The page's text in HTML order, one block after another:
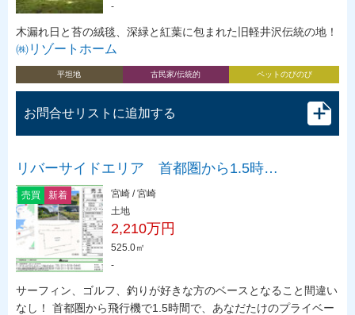
-
木漏れ日と苔の絨毯、深緑と紅葉に包まれた旧軽井沢伝統の地！
㈱リゾートホーム
平坦地 古民家/伝統的 ペットのびのび
お問合せリストに追加する
リバーサイドエリア 首都圏から1.5時…
売買 新着
宮崎 / 宮崎
土地
2,210万円
525.0㎡
-
サーフィン、ゴルフ、釣りが好きな方のベースとなること間違い
なし！ 首都圏から飛行機で1.5時間で、あなだたけのプライベー